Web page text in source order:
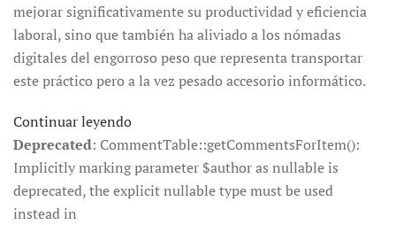
mejorar significativamente su productividad y eficiencia
laboral, sino que también ha aliviado a los nómadas
digitales del engorroso peso que representa transportar
este práctico pero a la vez pesado accesorio informático.
Continuar leyendo
Deprecated: CommentTable::getCommentsForItem():
Implicitly marking parameter $author as nullable is
deprecated, the explicit nullable type must be used
instead in